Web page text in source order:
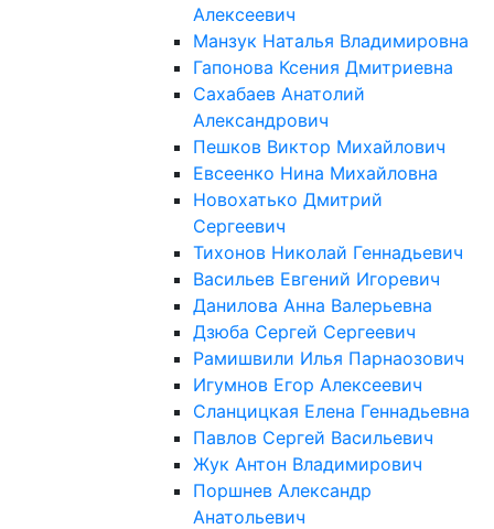
Алексеевич
Манзук Наталья Владимировна
Гапонова Ксения Дмитриевна
Сахабаев Анатолий
Александрович
Пешков Виктор Михайлович
Евсеенко Нина Михайловна
Новохатько Дмитрий
Сергеевич
Тихонов Николай Геннадьевич
Васильев Евгений Игоревич
Данилова Анна Валерьевна
Дзюба Сергей Сергеевич
Рамишвили Илья Парнаозович
Игумнов Егор Алексеевич
Сланцицкая Елена Геннадьевна
Павлов Сергей Васильевич
Жук Антон Владимирович
Поршнев Александр
Анатольевич